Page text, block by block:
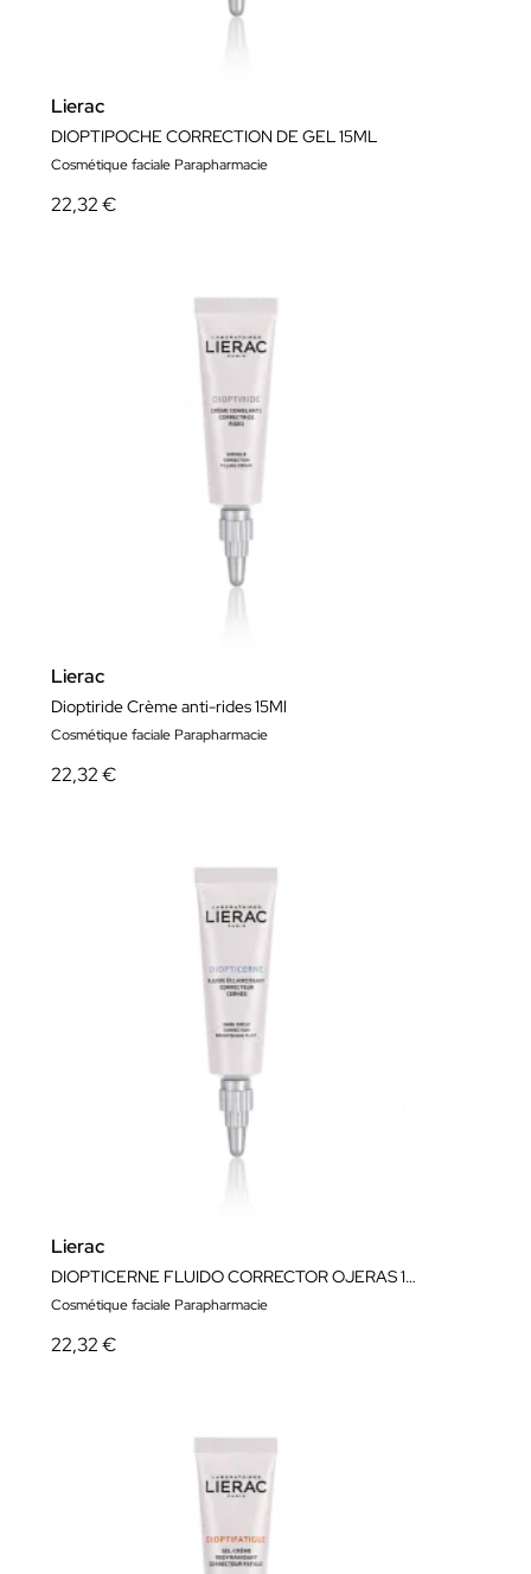
Lierac
DIOPTIPOCHE CORRECTION DE GEL 15ML
Cosmétique faciale Parapharmacie
22,32 €
Lierac
Dioptiride Crème anti-rides 15Ml
Cosmétique faciale Parapharmacie
22,32 €
Lierac
DIOPTICERNE FLUIDO CORRECTOR OJERAS 15ML
Cosmétique faciale Parapharmacie
22,32 €